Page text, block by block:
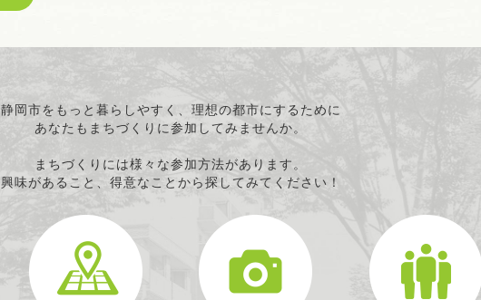
静岡市をもっと暮らしやすく、理想の都市にするために
あなたもまちづくりに参加してみませんか。
まちづくりには様々な参加方法があります。
興味があること、得意なことから探してみてください！